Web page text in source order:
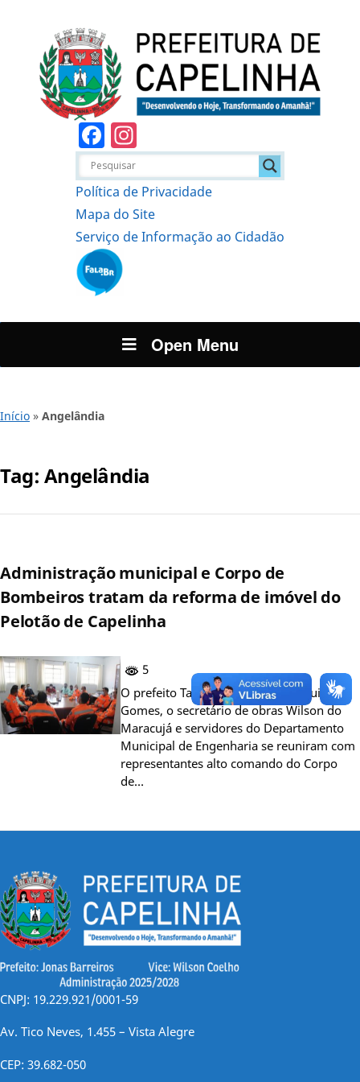
Facebook
Política de Privacidade
Mapa do Site
Serviço de Informação ao Cidadão
Open Menu
Início » Angelândia
Tag: Angelândia
Administração municipal e Corpo de
Bombeiros tratam da reforma de imóvel do
Pelotão de Capelinha
5
O prefeito Tadeuzinho, o vice Aléquison
Gomes, o secretário de obras Wilson do
Maracujá e servidores do Departamento
Municipal de Engenharia se reuniram com
representantes alto comando do Corpo
de…
CNPJ: 19.229.921/0001-59
Av. Tico Neves, 1.455 – Vista Alegre
CEP: 39.682-050